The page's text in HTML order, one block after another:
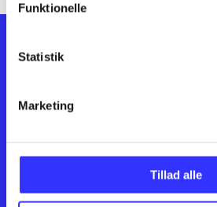
Funktionelle
Statistik
Marketing
Tillad alle
Kontakt os
Film